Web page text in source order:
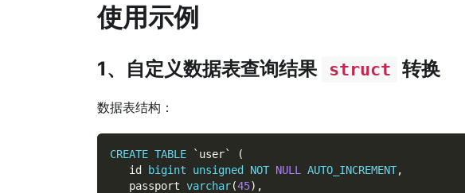
使用示例
1、自定义数据表查询结果 struct 转换
数据表结构：
CREATE TABLE ` user`
(
   id
bigint unsigned NOT NULL AUTO_INCREMENT,
   passport
varchar(45) ,